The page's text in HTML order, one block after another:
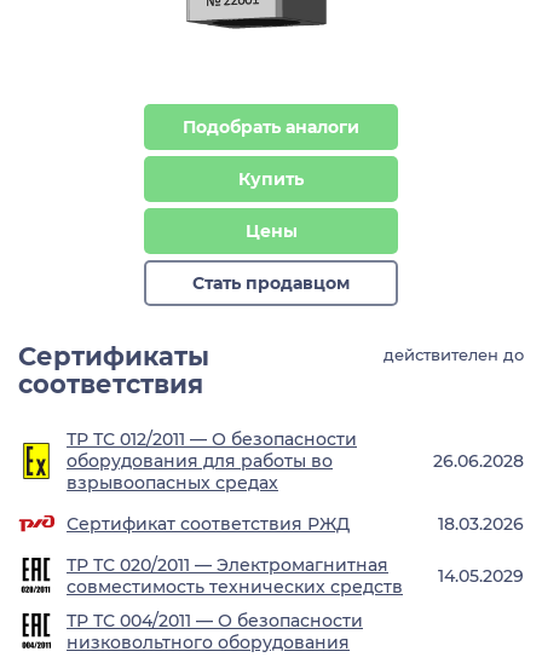
Подобрать аналоги
Купить
Цены
Стать продавцом
Сертификаты
соответствия
действителен до
ТР ТС 012/2011 — О безопасности
оборудования для работы во
взрывоопасных средах
26.06.2028
Сертификат соответствия РЖД
18.03.2026
ТР ТС 020/2011 — Электромагнитная
совместимость технических средств
14.05.2029
ТР ТС 004/2011 — О безопасности
низковольтного оборудования